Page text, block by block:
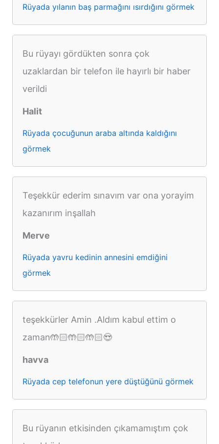
Rüyada yılanın baş parmağını ısırdığını görmek
Bu rüyayı gördükten sonra çok
uzaklardan bir telefon ile hayırlı bir haber
verildi
Halit
Rüyada çocuğunun araba altında kaldığını
görmek
Teşekkür ederim sınavım var ona yorayim
kazanırım inşallah
Merve
Rüyada yavru kedinin annesini emdiğini
görmek
teşekkürler Amin .Aldım kabul ettim o
zaman🤲🏻🤲🏻🤲🏻😍
havva
Rüyada cep telefonun yere düştüğünü görmek
Bu rüyanın etkisinden çıkamamıştım çok